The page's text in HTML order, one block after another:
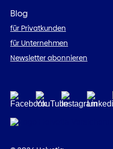
Blog
für Privatkunden
für Unternehmen
Newsletter abonnieren